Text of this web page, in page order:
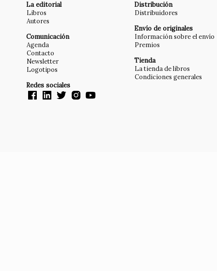
La editorial
Libros
Autores
Comunicación
Agenda
Contacto
Newsletter
Logotipos
Redes sociales
Distribución
Distribuidores
Envío de originales
Información sobre el envío
Premios
Tienda
La tienda de libros
Condiciones generales